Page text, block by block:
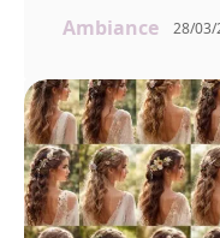
Ambiance 28/03/